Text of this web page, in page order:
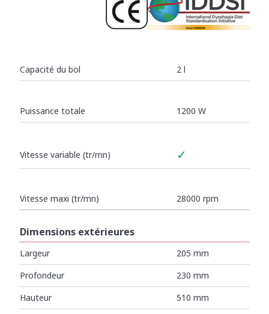
Capacité du bol 2 l
Puissance totale 1200 W
Vitesse variable (tr/mn) ✓
Vitesse maxi (tr/mn) 28000 rpm
Dimensions extérieures
Largeur
205 mm
Profondeur
230 mm
Hauteur
510 mm